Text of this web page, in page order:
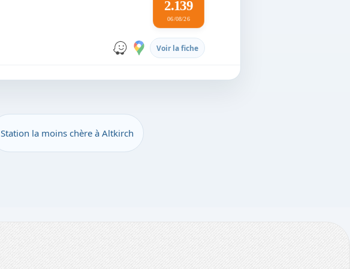
2.139
06/08/26
Voir la fiche
Station la moins chère à Altkirch